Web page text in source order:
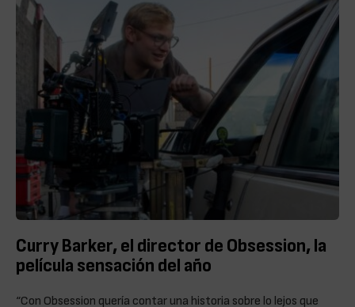
Curry Barker, el director de Obsession, la
película sensación del año
“Con Obsession quería contar una historia sobre lo lejos que